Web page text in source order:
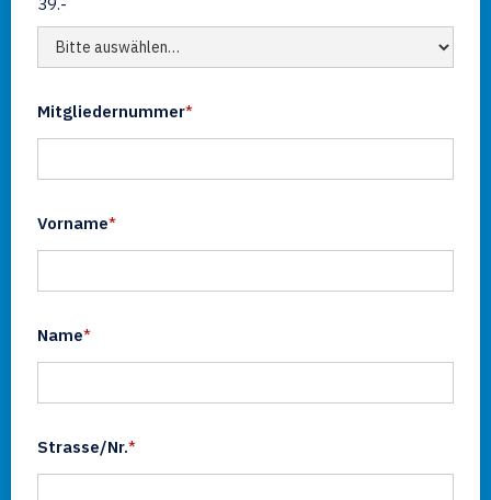
Mitgliedernummer*
Vorname*
Name*
Strasse/Nr.*